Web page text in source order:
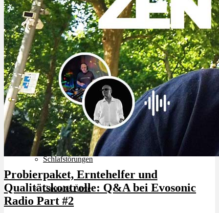
Chronische Schmerzen
ADHS
Angststörungen
Chronische Migräne
Depressionen
Schlafstörungen
Cannabis Ärzte
Probierpaket, Erntehelfer und
Qualitätskontrolle: Q&A bei Evosonic
Radio Part #2